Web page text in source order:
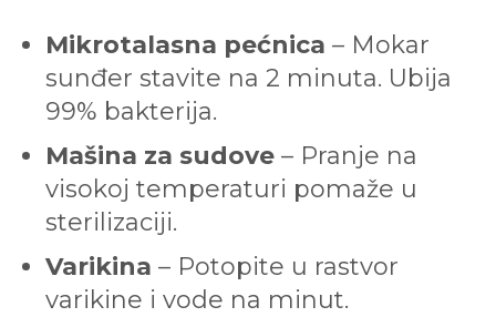
Mikrotalasna pećnica – Mokar
sunđer stavite na 2 minuta. Ubija
99% bakterija.
Mašina za sudove – Pranje na
visokoj temperaturi pomaže u
sterilizaciji.
Varikina – Potopite u rastvor
varikine i vode na minut.